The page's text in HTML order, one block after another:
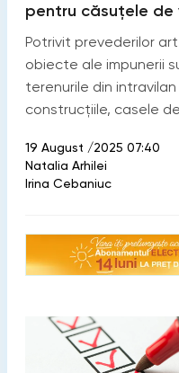
pentru căsuţele de
Potrivit prevederilor
obiecte ale impunerii
terenurile din
construcțiile, casele
19 August /2025 07:40
Natalia Arhilei
Irina Cebaniuc